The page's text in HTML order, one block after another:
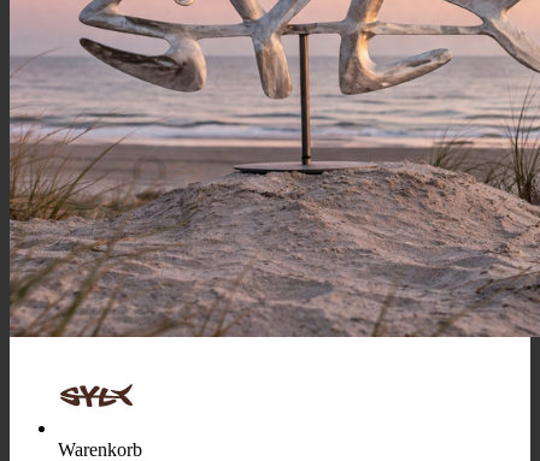
Suchen
nach:
Warenkorb /0,00€
Es befinden sich keine Produkte im Warenkorb.
Zurück zum Shop
Warenkorb